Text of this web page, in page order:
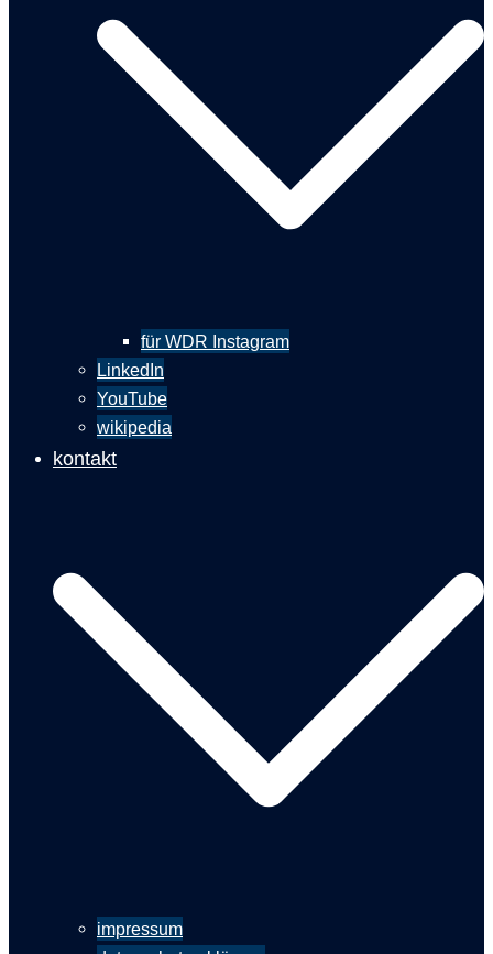
für WDR Instagram
LinkedIn
YouTube
wikipedia
kontakt
impressum